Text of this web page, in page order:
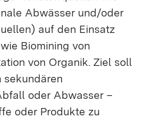
Abwässer und/oder
auf den Einsatz
Biomining von
von Organik. Ziel soll
sekundären
oder Abwasser –
oder Produkte zu